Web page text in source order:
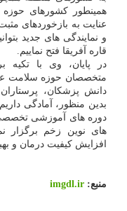
همینطور کشورهای حوزه
عنایت به بازخوردهای
و نمایندگی های جدید
قاره آفریقا فتح نماییم.
در پایان، وی با تکیه
متخصصان حوزه سلامت
دانش پزشکان،
بدین منظور، آمادگی
دوره های آموزشی
های نوین زخم برگزار
افزایش کیفیت درمان و
منبع: imgdl.ir